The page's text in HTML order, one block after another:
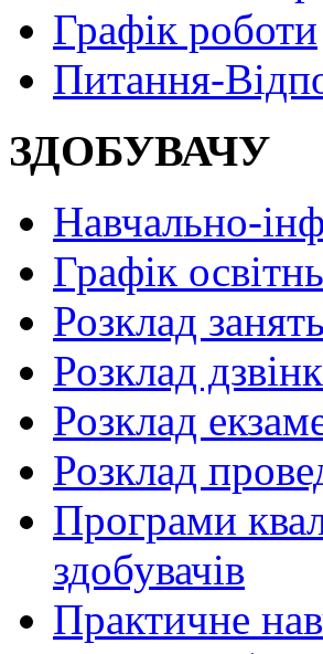
Графік роботи
Питання-
ЗДОБУВАЧУ
Навчально-
Графік
Розклад занять
Розклад
Розклад
Розклад
Програми
здобувачів
Практичне